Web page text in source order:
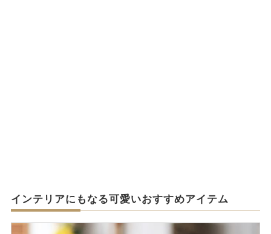
インテリアにもなる可愛いおすすめアイテム